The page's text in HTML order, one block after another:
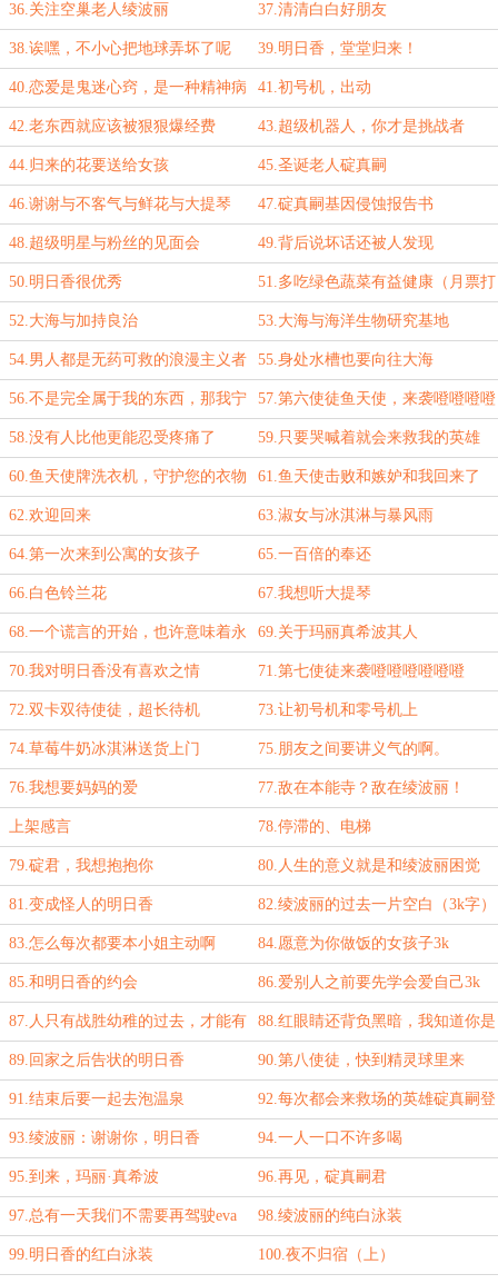
36.关注空巢老人绫波丽 37.清清白白好朋友
38.诶嘿，不小心把地球弄坏了呢 39.明日香，堂堂归来！
40.恋爱是鬼迷心窍，是一种精神病 41.初号机，出动
42.老东西就应该被狠狠爆经费 43.超级机器人，你才是挑战者
44.归来的花要送给女孩 45.圣诞老人碇真嗣
46.谢谢与不客气与鲜花与大提琴 47.碇真嗣基因侵蚀报告书
48.超级明星与粉丝的见面会 49.背后说坏话还被人发现
50.明日香很优秀 51.多吃绿色蔬菜有益健康（月票打
赏加更）
52.大海与加持良治 53.大海与海洋生物研究基地
54.男人都是无药可救的浪漫主义者 55.身处水槽也要向往大海
56.不是完全属于我的东西，那我宁
愿什么都不要
57.第六使徒鱼天使，来袭噔噔噔噔
58.没有人比他更能忍受疼痛了 59.只要哭喊着就会来救我的英雄
60.鱼天使牌洗衣机，守护您的衣物
清洁
61.鱼天使击败和嫉妒和我回来了
62.欢迎回来 63.淑女与冰淇淋与暴风雨
64.第一次来到公寓的女孩子 65.一百倍的奉还
66.白色铃兰花 67.我想听大提琴
68.一个谎言的开始，也许意味着永
不结束
69.关于玛丽真希波其人
70.我对明日香没有喜欢之情 71.第七使徒来袭噔噔噔噔噔噔
72.双卡双待使徒，超长待机 73.让初号机和零号机上
74.草莓牛奶冰淇淋送货上门 75.朋友之间要讲义气的啊。
76.我想要妈妈的爱 77.敌在本能寺？敌在绫波丽！
上架感言 78.停滞的、电梯
79.碇君，我想抱抱你 80.人生的意义就是和绫波丽困觉
81.变成怪人的明日香 82.绫波丽的过去一片空白（3k字）
83.怎么每次都要本小姐主动啊 84.愿意为你做饭的女孩子3k
85.和明日香的约会 86.爱别人之前要先学会爱自己3k
87.人只有战胜幼稚的过去，才能有
所成长
88.红眼睛还背负黑暗，我知道你是
谁了
89.回家之后告状的明日香 90.第八使徒，快到精灵球里来
91.结束后要一起去泡温泉 92.每次都会来救场的英雄碇真嗣登
场
93.绫波丽：谢谢你，明日香 94.一人一口不许多喝
95.到来，玛丽·真希波 96.再见，碇真嗣君
97.总有一天我们不需要再驾驶eva
了
98.绫波丽的纯白泳装
99.明日香的红白泳装 100.夜不归宿（上）